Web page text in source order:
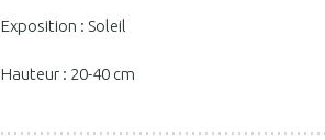
Exposition : Soleil
Hauteur : 20-40 cm